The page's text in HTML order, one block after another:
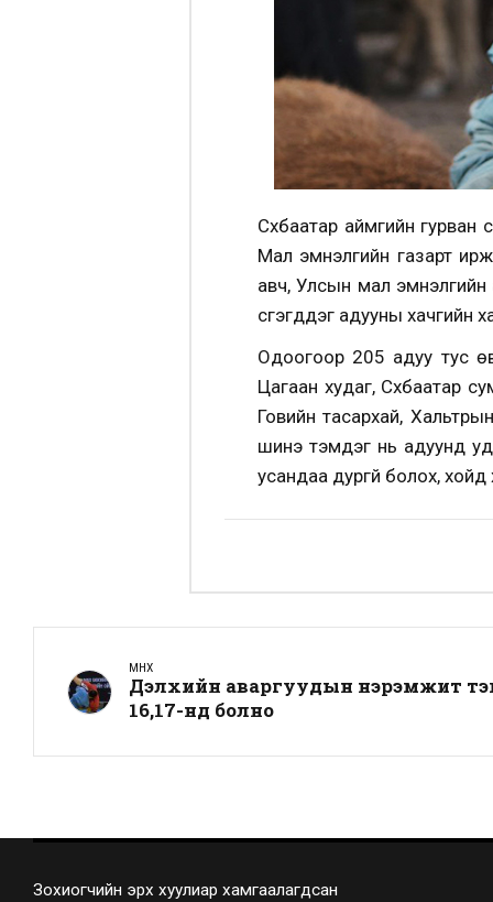
Сүхбаатар аймгийн гурван
Мал эмнэлгийн газарт
авч, Улсын мал эмнэлгийн
үүсгэгддэг адууны хачгийн
Одоогоор 205 адуу тус
Цагаан худаг, Сүхбаатар
Говийн тасархай,
шинэ тэмдэг нь адуунд
усандаа дургүй болох,
ӨМНӨХ
Дэлхийн аваргуудын нэрэмжит
16,17-нд болно
Зохиогчийн эрх хуулиар хамгаалагдсан